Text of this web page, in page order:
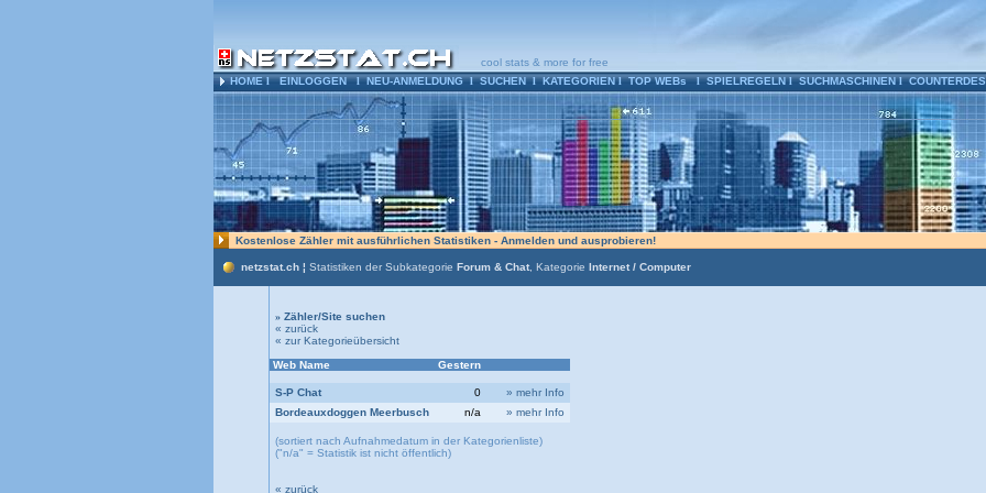
cool stats & more for free
HOME l EINLOGGEN l NEU-ANMELDUNG l SUCHEN lKATEGORIEN lTOP WEBs l SPIELREGELN l SUCHMASCHINEN l
Kostenlose Zähler mit ausführlichen Statistiken - Anmelden und ausprobieren!
netzstat.ch ¦ Statistiken der Subkategorie Forum & Chat, Kategorie Internet / Computer
» Zähler/Site suchen
« zurück
« zur Kategorieübersicht
Web Name
Gestern
S-P Chat 0
» mehr Info
Bordeauxdoggen Meerbusch
n/a » mehr Info
(sortiert nach Aufnahmedatum in der Kategorienliste)
("n/a" = Statistik ist nicht öffentlich)
« zurück